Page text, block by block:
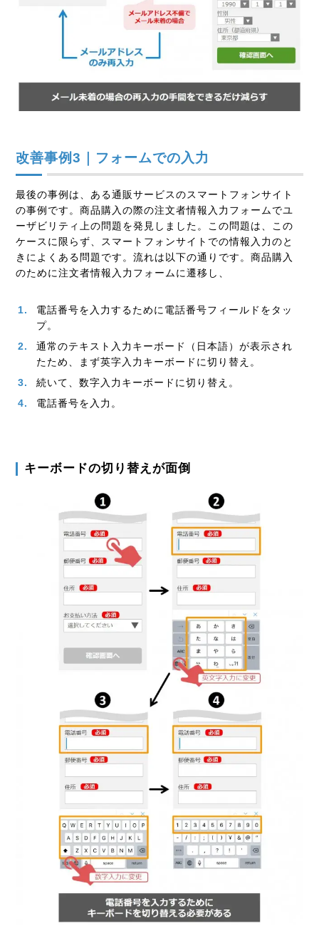
改善事例3｜フォームでの入力
最後の事例は、ある通販サービスのスマートフォンサイト
の事例です。商品購入の際の注文者情報入力フォームでユ
ーザビリティ上の問題を発見しました。この問題は、この
ケースに限らず、スマートフォンサイトでの情報入力のと
きによくある問題です。流れは以下の通りです。商品購入
のために注文者情報入力フォームに遷移し、
電話番号を入力するために電話番号フィールドをタッ
プ。
通常のテキスト入力キーボード（日本語）が表示され
たため、まず英字入力キーボードに切り替え。
続いて、数字入力キーボードに切り替え。
電話番号を入力。
キーボードの切り替えが面倒